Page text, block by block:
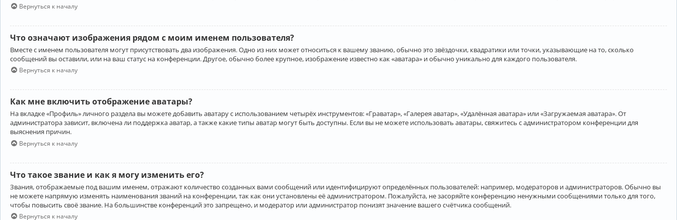
Вернуться к началу
Что означают изображения рядом с моим именем пользователя?
Вместе с именем пользователя могут присутствовать два изображения. Одно из них может относиться к вашему званию, обычно это звёздочки, квадратики или точки, указывающие на то, сколько
сообщений вы оставили, или на ваш статус на конференции. Другое, обычно более крупное, изображение известно как «аватара» и обычно уникально для каждого пользователя.
Вернуться к началу
Как мне включить отображение аватары?
На вкладке «Профиль» личного раздела вы можете добавить аватару с использованием четырёх инструментов: «Граватар», «Галерея аватар», «Удалённая аватара» или «Загружаемая аватара». От
администратора зависит, включена ли поддержка аватар, а также какие типы аватар могут быть доступны. Если вы не можете использовать аватары, свяжитесь с администратором конференции для
выяснения причин.
Вернуться к началу
Что такое звание и как я могу изменить его?
Звания, отображаемые под вашим именем, отражают количество созданных вами сообщений или идентифицируют определённых пользователей: например, модераторов и администраторов. Обычно вы
не можете напрямую изменять наименования званий на конференции, так как они установлены её администратором. Пожалуйста, не засоряйте конференцию ненужными сообщениями только для того,
чтобы повысить своё звание. На большинстве конференций это запрещено, и модератор или администратор понизят значение вашего счётчика сообщений.
Вернуться к началу